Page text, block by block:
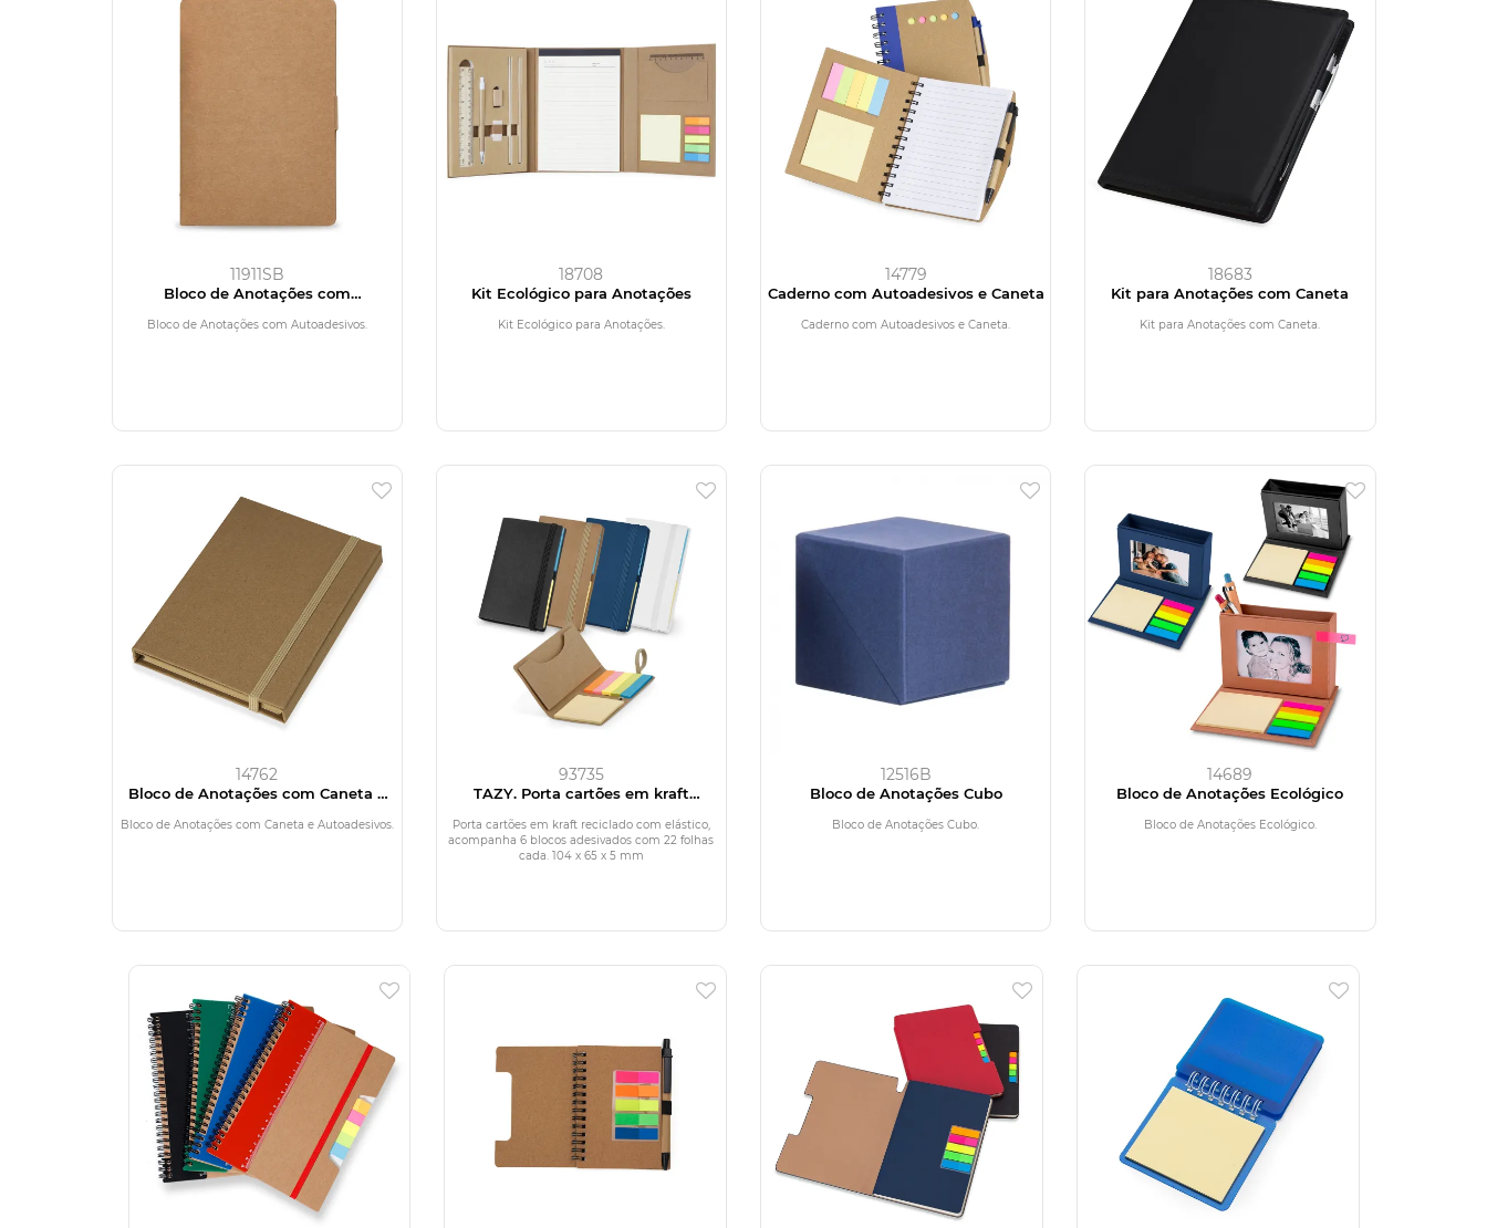
11911SB
Bloco de Anotações com
Autoadesivos
Bloco de Anotações com Autoadesivos.
18708
Kit Ecológico para Anotações
Kit Ecológico para Anotações.
14779
Caderno com Autoadesivos e Caneta
Caderno com Autoadesivos e Caneta.
18683
Kit para Anotações com Caneta
Kit para Anotações com Caneta.
14762
Bloco de Anotações com Caneta e
Autoadesivos
Bloco de Anotações com Caneta e Autoadesivos.
93735
TAZY. Porta cartões em kraft
Porta cartões em kraft reciclado com elástico,
acompanha 6 blocos adesivados com 22 folhas
cada. 104 x 65 x 5 mm
12516B
Bloco de Anotações Cubo
Bloco de Anotações Cubo.
14689
Bloco de Anotações Ecológico
Bloco de Anotações Ecológico.